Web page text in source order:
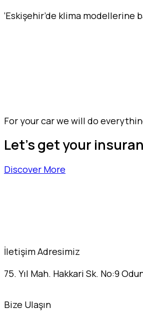
‘Eskişehir’de klima
For your car we will do
Let's get your
Discover More
İletişim Adresimiz
75. Yıl Mah. Hakkari Sk. No:9
Bize Ulaşın